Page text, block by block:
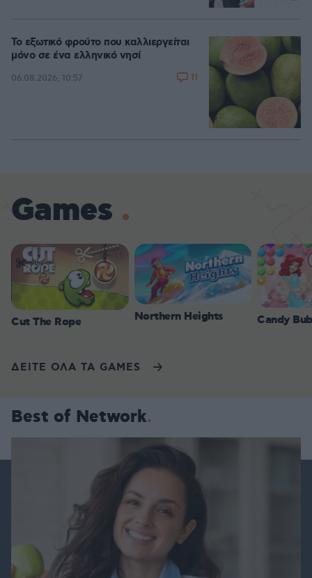
Το εξωτικό φρούτο που καλλιεργείται
μόνο σε ένα ελληνικό νησί
06.08.2026, 10:57 11
Games
Cut The Rope Northern Heights Candy
ΔΕΙΤΕ ΟΛΑ ΤΑ GAMES
Best of Network